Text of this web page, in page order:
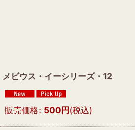
メビウス・イーシリーズ・12
販売価格: 500円(税込)